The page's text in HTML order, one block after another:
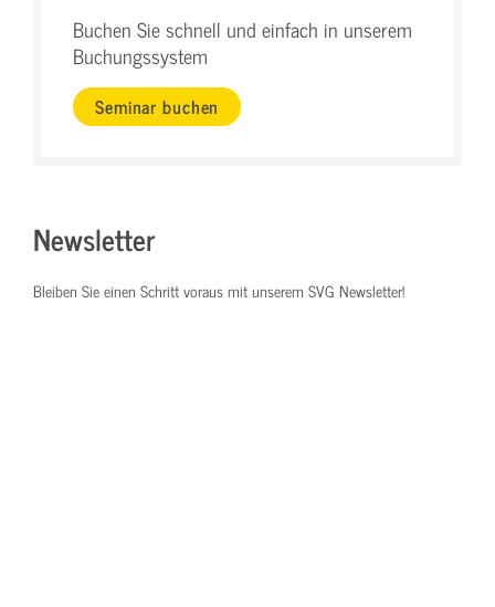
Buchen Sie schnell und einfach in unserem
Buchungssystem
Seminar buchen
Newsletter
Bleiben Sie einen Schritt voraus mit unserem SVG Newsletter!